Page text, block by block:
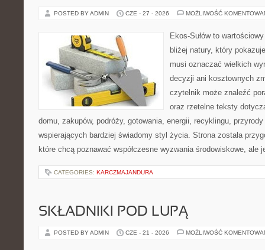
POSTED BY ADMIN CZE - 27 - 2026 MOŻLIWOŚĆ
Ekos-Sułów to
bliżej natury, który
musi oznaczać wielkich
decyzji ani kosztownych
czytelnik może znaleźć
oraz rzetelne teksty
domu, zakupów, podróży, gotowania, energii, recyklingu,
wspierających bardziej świadomy styl życia. Strona została
które chcą poznawać współczesne wyzwania środowiskowe,
CATEGORIES: KARCZMAJANDURA
SKŁADNIKI POD LUPĄ
POSTED BY ADMIN CZE - 21 - 2026 MOŻLIWOŚĆ